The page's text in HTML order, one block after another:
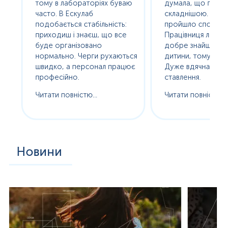
тому в лабораторіях буваю
часто. В Ескулаб
подобається стабільність:
приходиш і знаєш, що все
буде організовано
нормально. Черги рухаються
швидко, а персонал працює
професійно.
Читати повністю...
думала, що
складнішою.
пройшло
Працівниця
добре знайшла
дитини, тому без
Дуже вдячна за
ставлення.
Читати повністю...
Новини